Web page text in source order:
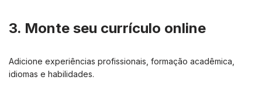
3. Monte seu currículo online
Adicione experiências profissionais, formação acadêmica,
idiomas e habilidades.